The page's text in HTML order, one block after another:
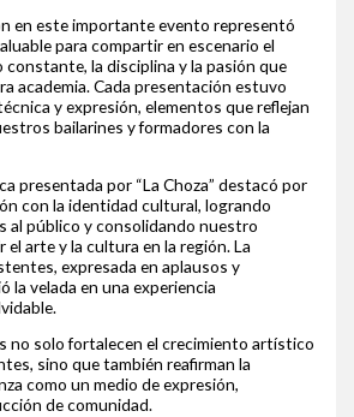
en este importante evento representó
para compartir en escenario el
la disciplina y la pasión que
academia. Cada presentación estuvo
y expresión, elementos que reflejan
bailarines y formadores con la
presentada por “La Choza” destacó por
con la identidad cultural, logrando
al público y consolidando nuestro
arte y la cultura en la región. La
expresada en aplausos y
la velada en una experiencia
no solo fortalecen el crecimiento artístico
sino que también reafirman la
como un medio de expresión,
de comunidad.